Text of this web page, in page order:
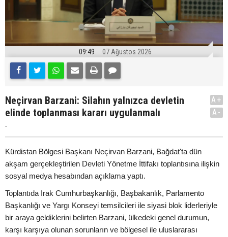
09:49 07 Ağustos 2026
Neçirvan Barzani: Silahın yalnızca devletin
elinde toplanması kararı uygulanmalı
.
A+
A-
Kürdistan Bölgesi Başkanı Neçirvan Barzani, Bağdat'ta dün
akşam gerçekleştirilen Devleti Yönetme İttifakı toplantısına ilişkin
sosyal medya hesabından açıklama yaptı.
Toplantıda Irak Cumhurbaşkanlığı, Başbakanlık, Parlamento
Başkanlığı ve Yargı Konseyi temsilcileri ile siyasi blok liderleriyle
bir araya geldiklerini belirten Barzani, ülkedeki genel durumun,
karşı karşıya olunan sorunların ve bölgesel ile uluslararası